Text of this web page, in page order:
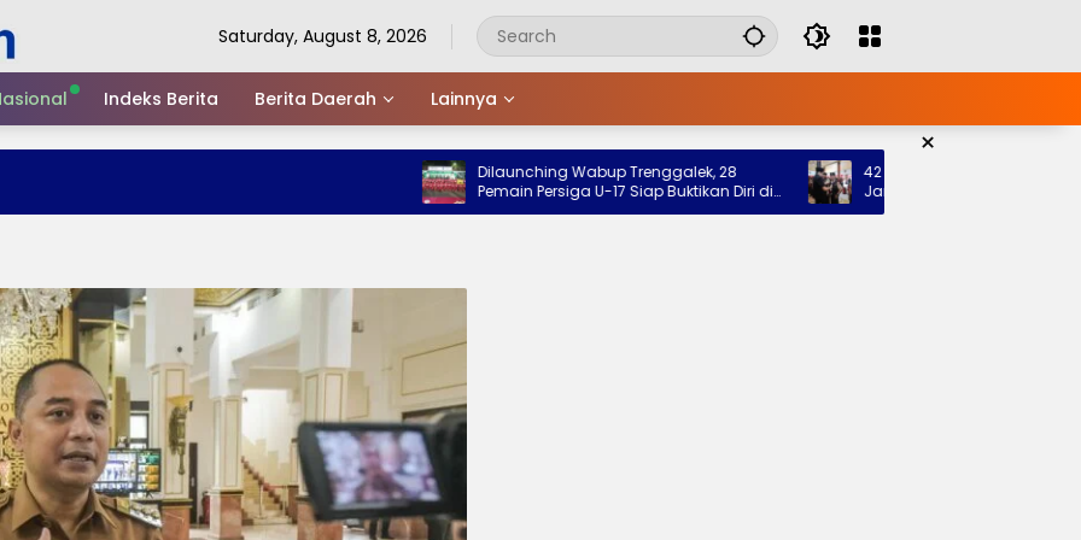
Saturday, August 8, 2026
Indeks Berita Berita Daerah Lainnya
×
Dilaunching Wabup Trenggalek, 28
Pemain Persiga U-17 Siap Buktikan Diri di
Piala Suratin
42 Pramuka Trenggalek Berangkat
Jamnas 2026, Wabup Titip Pesan
Nama Baik Daerah